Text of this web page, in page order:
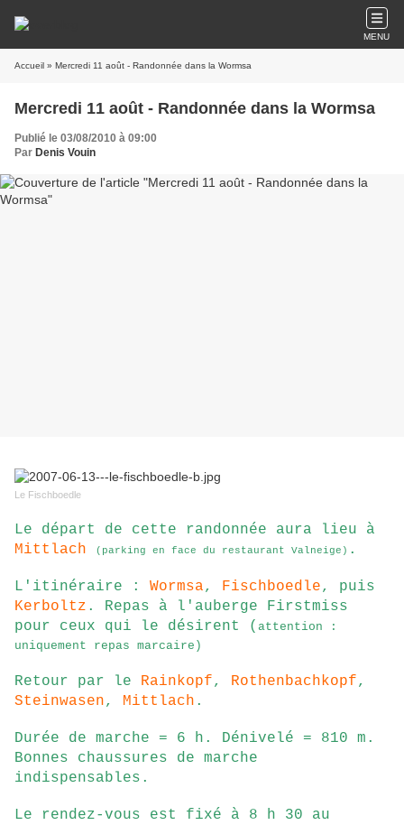
MENU
Accueil » Mercredi 11 août - Randonnée dans la Wormsa
Mercredi 11 août - Randonnée dans la Wormsa
Publié le 03/08/2010 à 09:00
Par Denis Vouin
Le Fischboedle
Le départ de cette randonnée aura lieu à
Mittlach
(parking en face du restaurant Valneige) .
L'itinéraire : Wormsa, Fischboedle, puis
Kerboltz . Repas à l'auberge Firstmiss
pour ceux qui le désirent ( attention :
uniquement repas marcaire)
Retour par le Rainkopf, Rothenbachkopf,
Steinwasen, Mittlach .
Durée de marche = 6 h. Dénivelé = 810 m.
Bonnes chaussures de marche
indispensables.
Le rendez-vous est fixé à 8 h 30 au